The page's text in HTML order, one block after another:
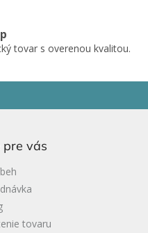
tovar s overenou kvalitou.
pre vás
tovaru